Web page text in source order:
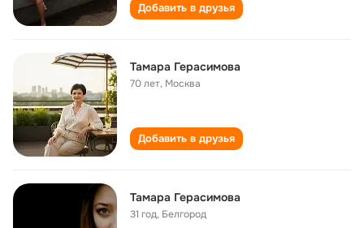
Добавить в друзья
Тамара Герасимова
70 лет, Москва
Добавить в друзья
Тамара Герасимова
31 год, Белгород